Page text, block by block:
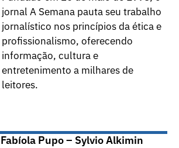
jornal A Semana pauta seu trabalho
jornalístico nos princípios da ética e
profissionalismo, oferecendo
informação, cultura e
entretenimento a milhares de
leitores.
Pupo – Sylvio Alkimin